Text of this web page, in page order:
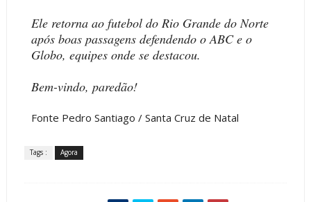
Ele retorna ao futebol do Rio Grande do Norte
após boas passagens defendendo o ABC e o
Globo, equipes onde se destacou.
Bem-vindo, paredão!
Fonte Pedro Santiago / Santa Cruz de Natal
Tags : Agora